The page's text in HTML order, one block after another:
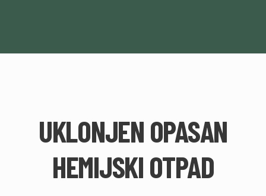
UKLONJEN OPASAN
HEMIJSKI OTPAD